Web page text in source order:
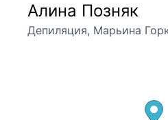
Алина Позняк
Депиляция, Марьина